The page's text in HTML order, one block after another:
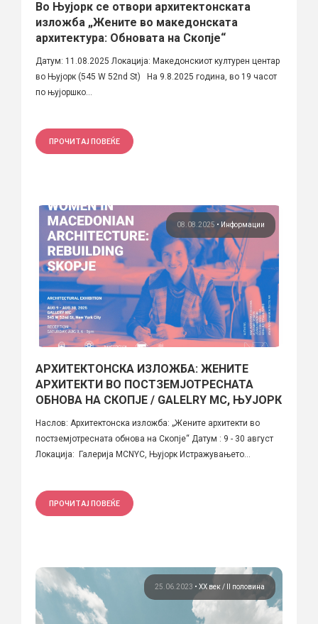
Во Њујорк се отвори архитектонската
изложба „Жените во македонската
архитектура: Обновата на Скопје“
Датум: 11.08.2025 Локација: Македонскиот културен центар
во Њујорк (545 W 52nd St) На 9.8.2025 година, во 19 часот
по њујоршко...
ПРОЧИТАЈ ПОВЕЌЕ
08.08.2025 • Информации
АРХИТЕКТОНСКА ИЗЛОЖБА: ЖЕНИТЕ
АРХИТЕКТИ ВО ПОСТЗЕМЈОТРЕСНАТА
ОБНОВА НА СКОПЈЕ / GALELRY MC, ЊУЈОРК
Наслов: Архитектонска изложба: „Жените архитекти во
постземјотресната обнова на Скопје“ Датум : 9 - 30 август
Локација: Галерија MCNYC, Њујорк Истражувањето...
ПРОЧИТАЈ ПОВЕЌЕ
25.06.2023 • ХХ век / II половина